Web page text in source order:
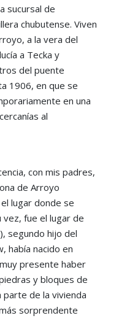
sucursal de
chubutense. Viven
a la vera del
a Tecka y
del puente
1906, en que se
en una
al
con mis padres,
de Arroyo
lugar donde se
vez, fue el lugar de
segundo hijo del
había nacido en
presente haber
y bloques de
de la vivienda
sorprendente